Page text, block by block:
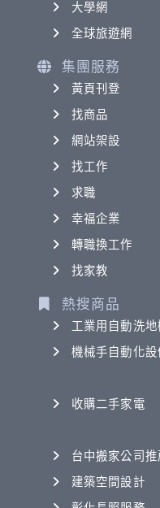
大學網
全球旅遊網
集團服務
黃頁刊登
找商品
網站架設
找工作
求職
幸福企業
轉職換工作
找家教
熱搜商品
工業用自動洗地
機械手自動化設
收購二手家電
台中搬家公司推
建築空間設計